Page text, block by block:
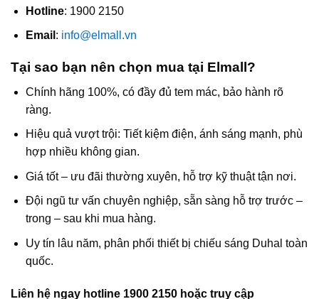
Hotline: 1900 2150
Email : info@elmall.vn
Tại sao bạn nên chọn mua tại Elmall?
Chính hãng 100%, có đầy đủ tem mác, bảo hành rõ
ràng.
Hiệu quả vượt trội: Tiết kiệm điện, ánh sáng mạnh, phù
hợp nhiều không gian.
Giá tốt – ưu đãi thường xuyên, hỗ trợ kỹ thuật tận nơi.
Đội ngũ tư vấn chuyên nghiệp, sẵn sàng hỗ trợ trước –
trong – sau khi mua hàng.
Uy tín lâu năm, phân phối thiết bị chiếu sáng Duhal toàn
quốc.
Liên hệ ngay hotline 1900 2150 hoặc truy cập